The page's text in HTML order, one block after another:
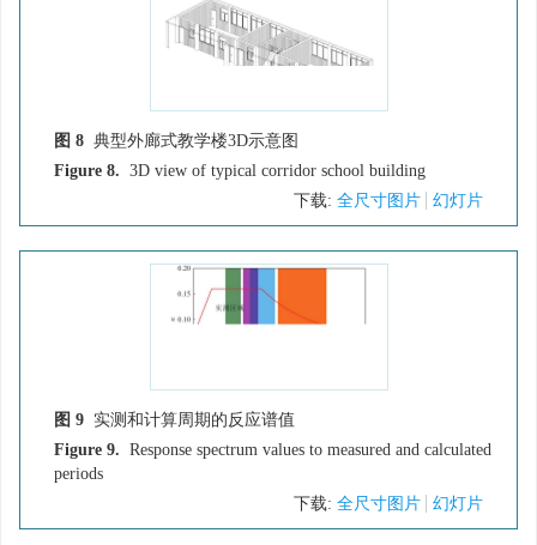
图 8 典型外廊式教学楼3D示意图
Figure 8. 3D view of typical corridor school building
下载: 全尺寸图片 幻灯片
图 9 实测和计算周期的反应谱值
Figure 9. Response spectrum values to measured and calculated
periods
下载: 全尺寸图片 幻灯片